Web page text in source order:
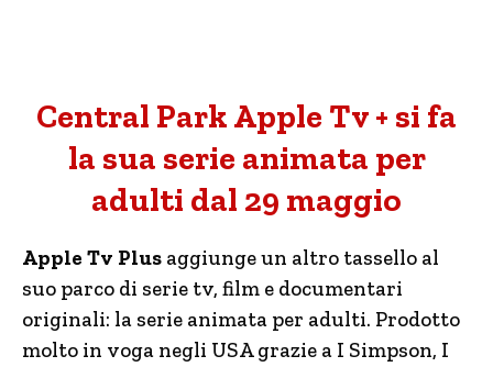
Central Park Apple Tv + si fa
la sua serie animata per
adulti dal 29 maggio
Apple Tv Plus aggiunge un altro tassello al
suo parco di serie tv, film e documentari
originali: la serie animata per adulti. Prodotto
molto in voga negli USA grazie a I Simpson, I